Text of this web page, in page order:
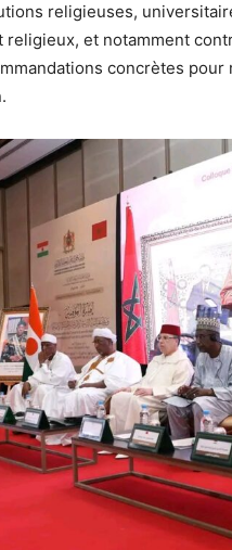
religieuses,
et notamment
concrètes pour